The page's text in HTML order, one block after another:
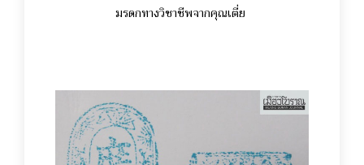
มรดกทางวิชาชีพจากคุณเตี่ย